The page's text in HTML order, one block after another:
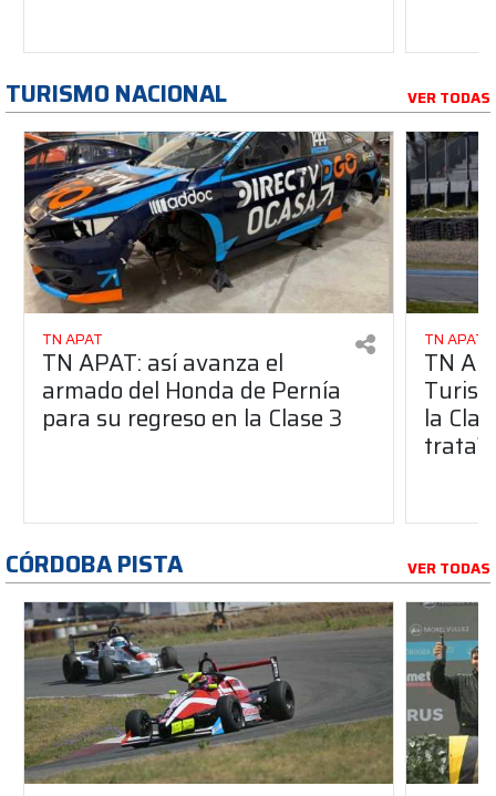
TURISMO NACIONAL VER TODAS
TN APAT
TN APAT: así avanza el
armado del Honda de Pernía
para su regreso en la Clase 3
TN APAT
TN
la
trata?
CÓRDOBA PISTA VER TODAS